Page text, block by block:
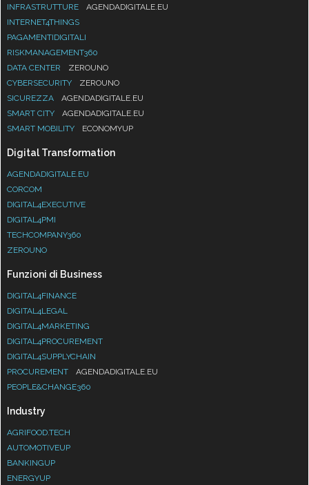
INFRASTRUTTURE
AGENDADIGITALE.EU
INTERNET4THINGS
PAGAMENTIDIGITALI
RISKMANAGEMENT360
DATA CENTER
ZEROUNO
CYBERSECURITY
ZEROUNO
SICUREZZA
AGENDADIGITALE.EU
SMART CITY
AGENDADIGITALE.EU
SMART MOBILITY
ECONOMYUP
Digital Transformation
AGENDADIGITALE.EU
CORCOM
DIGITAL4EXECUTIVE
DIGITAL4PMI
TECHCOMPANY360
ZEROUNO
Funzioni di Business
DIGITAL4FINANCE
DIGITAL4LEGAL
DIGITAL4MARKETING
DIGITAL4PROCUREMENT
DIGITAL4SUPPLYCHAIN
PROCUREMENT
AGENDADIGITALE.EU
PEOPLE&CHANGE360
Industry
AGRIFOOD.TECH
AUTOMOTIVEUP
BANKINGUP
ENERGYUP